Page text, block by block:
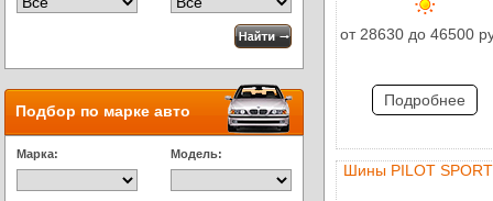
Подбор по марке авто
Марка: Модель:
от 28630 до 46500
Подробнее
Шины PILOT